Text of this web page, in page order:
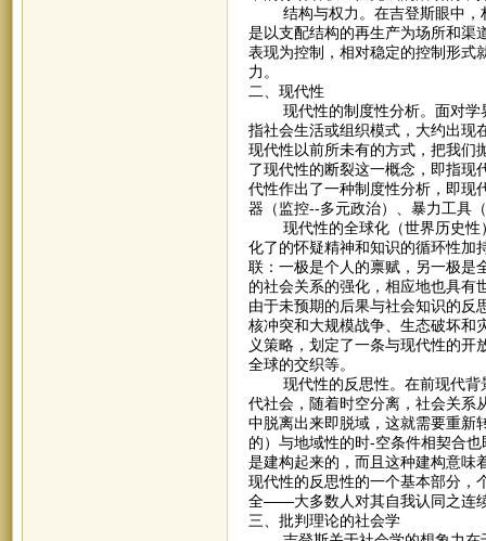
结构与权力。在吉登斯眼中，权
是以支配结构的再生产为场所和渠
表现为控制，相对稳定的控制形式
力。
二、现代性
现代性的制度性分析。面对学界
指社会生活或组织模式，大约出现
现代性以前所未有的方式，把我们
了现代性的断裂这一概念，即指现
代性作出了一种制度性分析，即现
器（监控--多元政治）、暴力工具
现代性的全球化（世界历史性）
化了的怀疑精神和知识的循环性加
联：一极是个人的禀赋，另一极是
的社会关系的强化，相应地也具有
由于未预期的后果与社会知识的反
核冲突和大规模战争、生态破坏和
义策略，划定了一条与现代性的
全球的交织等。
现代性的反思性。在前现代背景
代社会，随着时空分离，社会关系
中脱离出来即脱域，这就需要重新
的）与地域性的时-空条件相契合
是建构起来的，而且这种建构意味
现代性的反思性的一个基本部分，
全——大多数人对其自我认同之连
三、批判理论的社会学